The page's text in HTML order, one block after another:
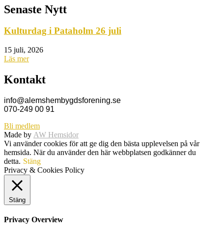
Senaste Nytt
Kulturdag i Pataholm 26 juli
15 juli, 2026
Läs mer
Kontakt
info@alemshembygdsforening.se
070-249 00 91
Bli medlem
Made by AW Hemsidor
Vi använder cookies för att ge dig den bästa upplevelsen på vår
hemsida. När du använder den här webbplatsen godkänner du
detta. Stäng
Privacy & Cookies Policy
Stäng
Privacy Overview